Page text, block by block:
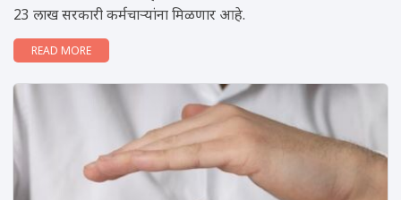
23 लाख सरकारी कर्मचाऱ्यांना मिळणार आहे.
READ MORE